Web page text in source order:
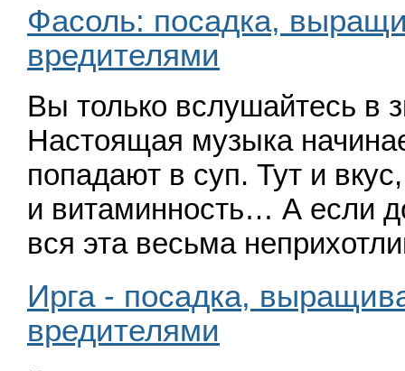
Фасоль: посадка,
вредителями
Вы только вслушайтесь
Настоящая музыка
попадают в суп. Тут и
и витаминность… А если
вся эта весьма
Ирга - посадка,
вредителями